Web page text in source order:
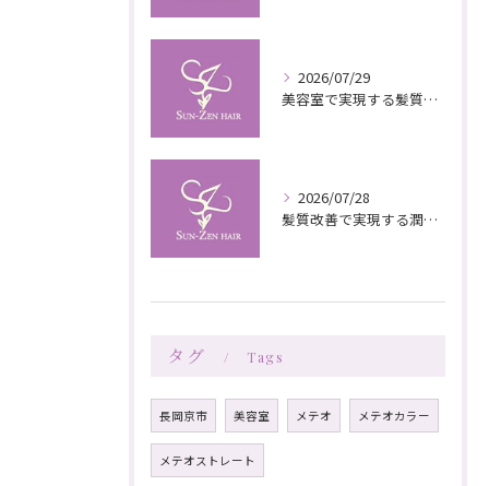
2026/07/29
美容室で実現する髪質改善の栄養補給技術
2026/07/28
髪質改善で実現する潤いと栄養のある美髪ケア
タグ Tags
長岡京市 美容室 メテオ メテオカラー
メテオストレート